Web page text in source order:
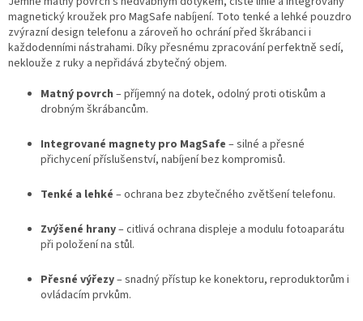
magnetický kroužek pro MagSafe nabíjení. Toto tenké a lehké pouzdro
zvýrazní design telefonu a zároveň ho ochrání před škrábanci i
každodenními nástrahami. Díky přesnému zpracování perfektně sedí,
neklouže z ruky a nepřidává zbytečný objem.
Matný povrch – příjemný na dotek, odolný proti otiskům a
drobným škrábancům.
Integrované magnety pro MagSafe – silné a přesné
přichycení příslušenství, nabíjení bez kompromisů.
Tenké a lehké – ochrana bez zbytečného zvětšení telefonu.
Zvýšené hrany– citlivá ochrana displeje a modulu fotoaparátu
při položení na stůl.
Přesné výřezy– snadný přístup ke konektoru, reproduktorům i
ovládacím prvkům.